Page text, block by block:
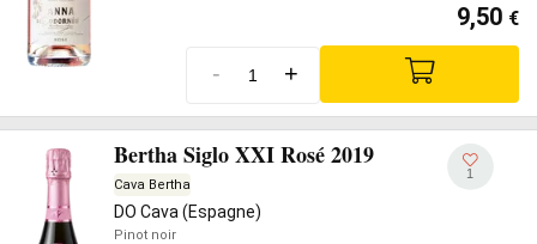
9,50 €
- +
Bertha Siglo XXI Rosé 2019
Cava Bertha
DO Cava (Espagne)
Pinot noir
1